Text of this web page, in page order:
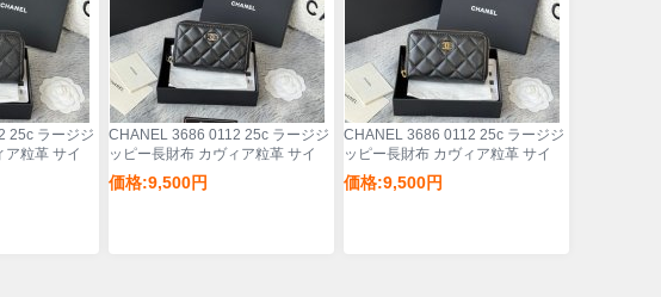
25c ラージジ
ア粒革 サイ
CHANEL 3686 0112 25c ラージジ
ッピー長財布 カヴィア粒革 サイ
ズ:12x8x2cm
価格:9,500円
CHANEL 3686 0112 25c ラージジ
ッピー長財布 カヴィア粒革 サイ
ズ:12x8x2cm
価格:9,500円